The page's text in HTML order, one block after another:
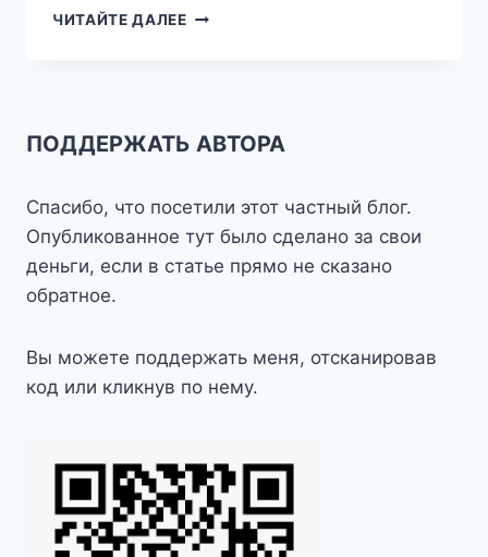
ЧИТАЙТЕ ДАЛЕЕТРИ
ПОДДЕРЖАТЬ АВТОРА
Спасибо, что посетили этот частный блог.
Опубликованное тут было сделано за свои
деньги, если в статье прямо не сказано
обратное.
Вы можете поддержать меня, отсканировав
код или кликнув по нему.